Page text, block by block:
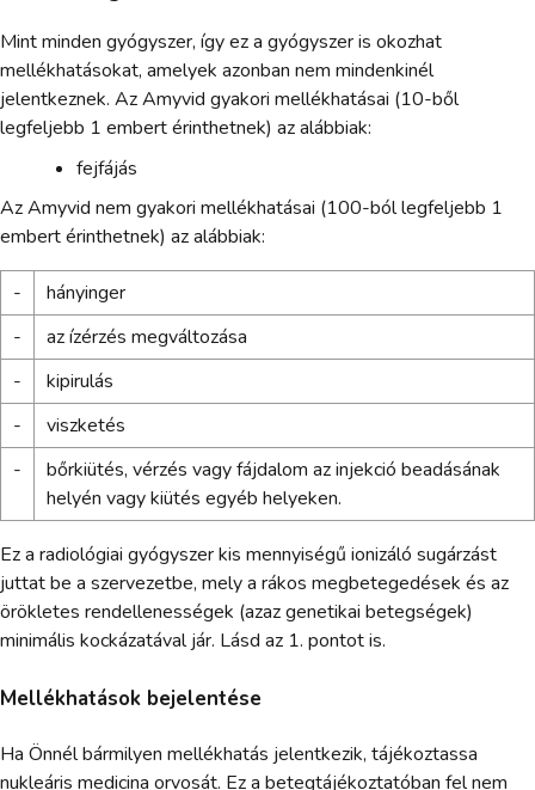
Mint minden gyógyszer, így ez a gyógyszer is okozhat
mellékhatásokat, amelyek azonban nem mindenkinél
jelentkeznek. Az Amyvid gyakori mellékhatásai (10-ből
legfeljebb 1 embert érinthetnek) az alábbiak:
fejfájás
Az Amyvid nem gyakori mellékhatásai (100-ból legfeljebb 1
embert érinthetnek) az alábbiak:
-
hányinger
-
az ízérzés megváltozása
-
kipirulás
-
viszketés
-
bőrkiütés, vérzés vagy fájdalom az injekció beadásának
helyén vagy kiütés egyéb helyeken.
Ez a radiológiai gyógyszer kis mennyiségű ionizáló sugárzást
juttat be a szervezetbe, mely a rákos megbetegedések és az
örökletes rendellenességek (azaz genetikai betegségek)
minimális kockázatával jár. Lásd az 1. pontot is.
Mellékhatások bejelentése
Ha Önnél bármilyen mellékhatás jelentkezik, tájékoztassa
nukleáris medicina orvosát. Ez a betegtájékoztatóban fel nem